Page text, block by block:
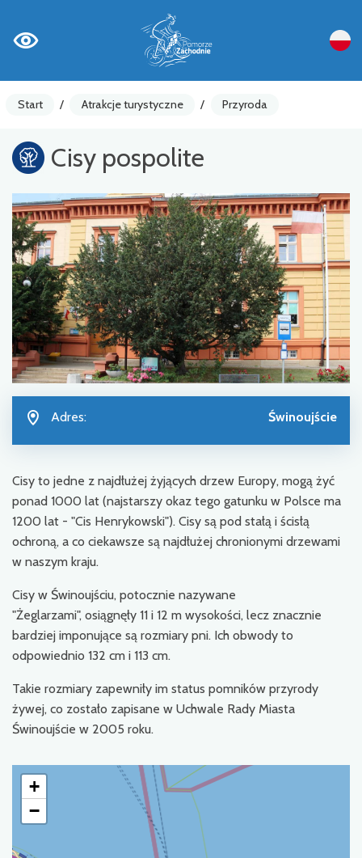
Start / Atrakcje turystyczne / Przyroda
Cisy pospolite
Adres: Świnoujście
Cisy to jedne z najdłużej żyjących drzew Europy, mogą żyć
ponad 1000 lat (najstarszy okaz tego gatunku w Polsce ma
1200 lat - "Cis Henrykowski"). Cisy są pod stałą i ścisłą
ochroną, a co ciekawsze są najdłużej chronionymi drzewami
w naszym kraju.
Cisy w Świnoujściu, potocznie nazywane
"Żeglarzami", osiągnęły 11 i 12 m wysokości, lecz znacznie
bardziej imponujące są rozmiary pni. Ich obwody to
odpowiednio 132 cm i 113 cm.
Takie rozmiary zapewniły im status pomników przyrody
żywej, co zostało zapisane w Uchwale Rady Miasta
Świnoujście w 2005 roku.
+
−